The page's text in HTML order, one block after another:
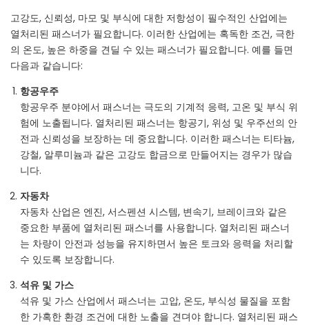
고강도, 신뢰성, 마모 및 부식에 대한 저항성이 필수적인 산업에는
열처리된 패스너가 필요합니다. 이러한 산업에는 혹독한 조건, 극한
의 온도, 높은 하중을 견딜 수 있는 패스너가 필요합니다. 예를 들면
다음과 같습니다:
항공우주
항공우주 분야에서 패스너는 극도의 기계적 응력, 고온 및 부식 위
험에 노출됩니다. 열처리된 패스너는 항공기, 위성 및 우주선의 안
전과 신뢰성을 보장하는 데 중요합니다. 이러한 패스너는 티타늄,
강철, 알루미늄과 같은 고강도 합금으로 만들어지는 경우가 많습
니다.
자동차
자동차 산업은 엔진, 서스펜션 시스템, 변속기, 브레이크와 같은
중요한 부품에 열처리된 패스너를 사용합니다. 열처리된 패스너
는 차량이 안전과 성능을 유지하면서 높은 토크와 응력을 처리할
수 있도록 보장합니다.
석유 및 가스
석유 및 가스 산업에서 패스너는 고압, 온도, 부식성 물질을 포함
한 가혹한 환경 조건에 대한 노출을 견뎌야 합니다. 열처리된 패스